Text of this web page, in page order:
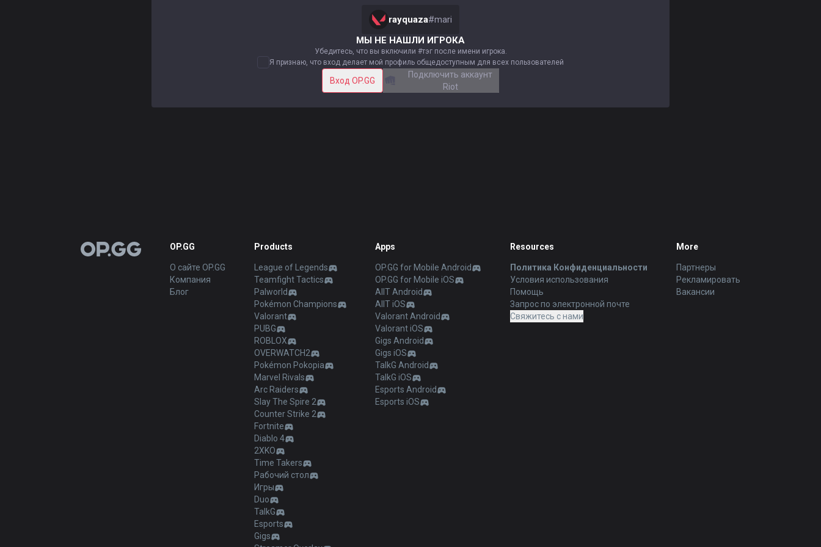
rayquaza#mari
МЫ НЕ НАШЛИ ИГРОКА
Убедитесь, что вы включили #тэг после имени игрока.
Я признаю, что вход делает мой профиль общедоступным для всех пользователей
Вход OP.GG
Подключить аккаунт
Riot
OP.GG OP.GG
О сайте OP.GG
Компания
Блог
Products
League of Legends
Teamfight Tactics
Palworld
Pokémon Champions
Valorant
PUBG
ROBLOX
OVERWATCH2
Pokémon Pokopia
Marvel Rivals
Arc Raiders
Slay The Spire 2
Counter Strike 2
Fortnite
Diablo 4
2XKO
Time Takers
Рабочий стол
Игры
Duo
TalkG
Esports
Gigs
Apps
OP.GG for Mobile Android
OP.GG for Mobile iOS
AllT Android
AllT iOS
Valorant Android
Valorant iOS
Gigs Android
Gigs iOS
TalkG Android
TalkG iOS
Esports Android
Esports iOS
Resources
Политика Конфиденциальности
Условия использования
Помощь
Запрос по электронной почте
Свяжитесь с нами
More
Партнеры
Рекламировать
Вакансии